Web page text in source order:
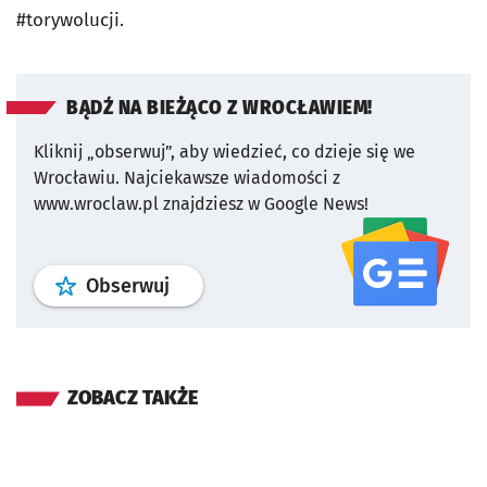
#torywolucji.
BĄDŹ NA BIEŻĄCO Z WROCŁAWIEM!
Kliknij „obserwuj”, aby wiedzieć, co dzieje się we
Wrocławiu. Najciekawsze wiadomości z
www.wroclaw.pl znajdziesz w Google News!
Obserwuj profil serwisu
ZOBACZ TAKŻE